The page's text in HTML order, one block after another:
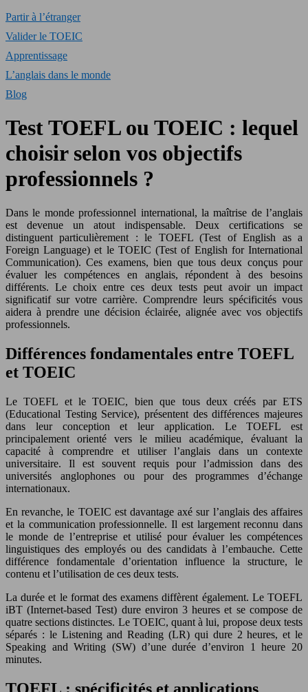
Partir à l’étranger
Valider le TOEIC
Apprentissage
L’anglais dans le monde
Blog
Test TOEFL ou TOEIC : lequel
choisir selon vos objectifs
professionnels ?
Dans le monde professionnel international, la maîtrise de l’anglais
est devenue un atout indispensable. Deux certifications se
distinguent particulièrement : le TOEFL (Test of English as a
Foreign Language) et le TOEIC (Test of English for International
Communication). Ces examens, bien que tous deux conçus pour
évaluer les compétences en anglais, répondent à des besoins
différents. Le choix entre ces deux tests peut avoir un impact
significatif sur votre carrière. Comprendre leurs spécificités vous
aidera à prendre une décision éclairée, alignée avec vos objectifs
professionnels.
Différences fondamentales entre TOEFL
et TOEIC
Le TOEFL et le TOEIC, bien que tous deux créés par ETS
(Educational Testing Service), présentent des différences majeures
dans leur conception et leur application. Le TOEFL est
principalement orienté vers le milieu académique, évaluant la
capacité à comprendre et utiliser l’anglais dans un contexte
universitaire. Il est souvent requis pour l’admission dans des
universités anglophones ou pour des programmes d’échange
internationaux.
En revanche, le TOEIC est davantage axé sur l’anglais des affaires
et la communication professionnelle. Il est largement reconnu dans
le monde de l’entreprise et utilisé pour évaluer les compétences
linguistiques des employés ou des candidats à l’embauche. Cette
différence fondamentale d’orientation influence la structure, le
contenu et l’utilisation de ces deux tests.
La durée et le format des examens diffèrent également. Le TOEFL
iBT (Internet-based Test) dure environ 3 heures et se compose de
quatre sections distinctes. Le TOEIC, quant à lui, propose deux tests
séparés : le Listening and Reading (LR) qui dure 2 heures, et le
Speaking and Writing (SW) d’une durée d’environ 1 heure 20
minutes.
TOEFL : spécificités et applications